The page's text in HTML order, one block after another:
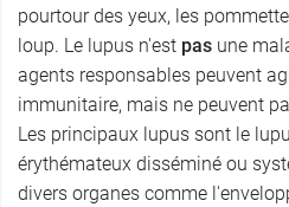
pourtour des yeux, les
loup. Le lupus n'est pas une
agents responsables peuvent
immunitaire, mais ne peuvent
Les principaux lupus sont le
érythémateux disséminé ou
divers organes comme